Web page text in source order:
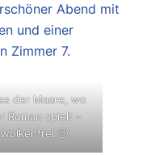
Abend mit
und einer
Zimmer 7.
der Maare, wo
Roman spielt –
wolkenfrei 🙂